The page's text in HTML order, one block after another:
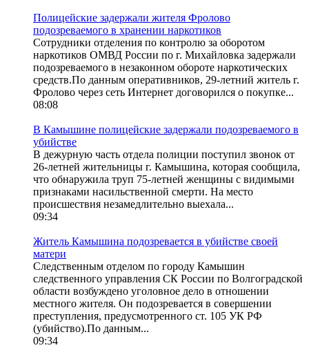
Полицейские задержали жителя Фролово
подозреваемого в хранении наркотиков
Сотрудники отделения по контролю за оборотом
наркотиков ОМВД России по г. Михайловка задержали
подозреваемого в незаконном обороте наркотических
средств.По данным оперативников, 29-летний житель г.
Фролово через сеть Интернет договорился о покупке...
08:08
В Камышине полицейские задержали подозреваемого в
убийстве
В дежурную часть отдела полиции поступил звонок от
26-летней жительницы г. Камышина, которая сообщила,
что обнаружила труп 75-летней женщины с видимыми
признаками насильственной смерти. На место
происшествия незамедлительно выехала...
09:34
Житель Камышина подозревается в убийстве своей
матери
Следственным отделом по городу Камышин
следственного управления СК России по Волгоградской
области возбуждено уголовное дело в отношении
местного жителя. Он подозревается в совершении
преступления, предусмотренного ст. 105 УК РФ
(убийство).По данным...
09:34